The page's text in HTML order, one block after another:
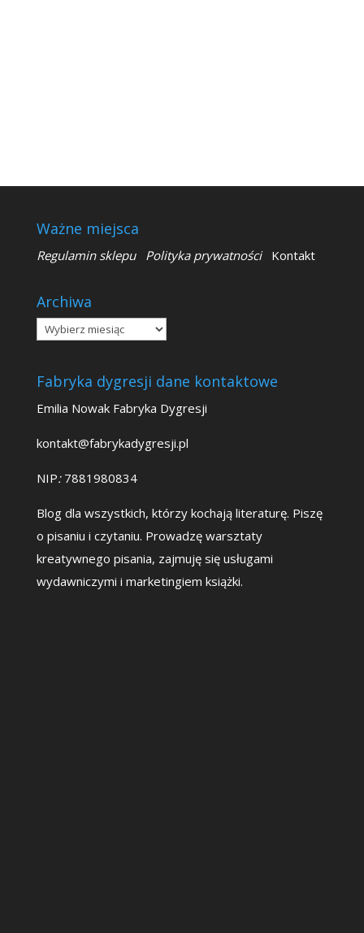
Ważne miejsca
Regulamin sklepu Polityka prywatnościKontakt
Archiwa
Archiwa
Fabryka dygresji dane kontaktowe
Emilia Nowak Fabryka Dygresji
kontakt@fabrykadygresji.pl
NIP: 7881980834
Blog dla wszystkich, którzy kochają literaturę. Piszę
o pisaniu i czytaniu. Prowadzę warsztaty
kreatywnego pisania, zajmuję się usługami
wydawniczymi i marketingiem książki.